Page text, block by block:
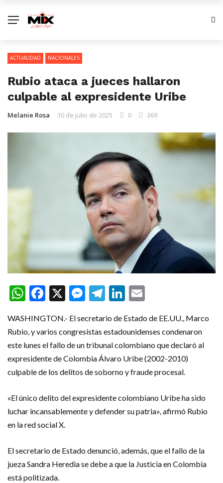
ACTUALIDAD NACIONALES
Rubio ataca a jueces hallaron
culpable al expresidente Uribe
Melanie Rosa 30 de julio de 2025 0 369
WhatsApp
Facebook
X Messenger
Telegram
LinkedIn
WASHINGTON.- El secretario de Estado de EE.UU., Marco
Rubio, y varios congresistas estadounidenses condenaron
este lunes el fallo de un tribunal colombiano que declaró al
expresidente de Colombia Álvaro Uribe (2002-2010)
culpable de los delitos de soborno y fraude procesal.
«El único delito del expresidente colombiano Uribe ha sido
luchar incansablemente y defender su patria», afirmó Rubio
en la red social X.
El secretario de Estado denunció, además, que el fallo de la
jueza Sandra Heredia se debe a que la Justicia en Colombia
está politizada.